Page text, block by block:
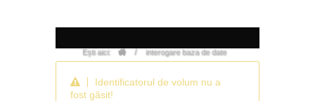
Ești aici: / interogare baza de date
Identificatorul de volum nu a
fost găsit!